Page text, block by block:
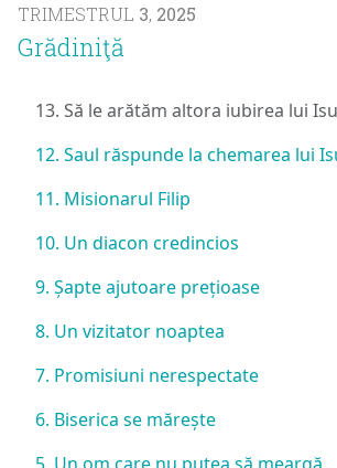
TRIMESTRUL 3, 2025
Grădiniţă
13. Să le arătăm altora iubirea lui
12. Saul răspunde la chemarea lui
11. Misionarul Filip
10. Un diacon credincios
9. Șapte ajutoare prețioase
8. Un vizitator noaptea
7. Promisiuni nerespectate
6. Biserica se mărește